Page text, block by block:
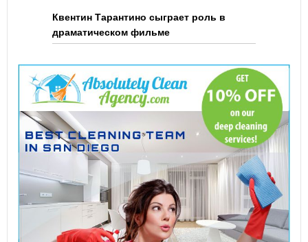
Квентин Тарантино сыграет роль в
драматическом фильме